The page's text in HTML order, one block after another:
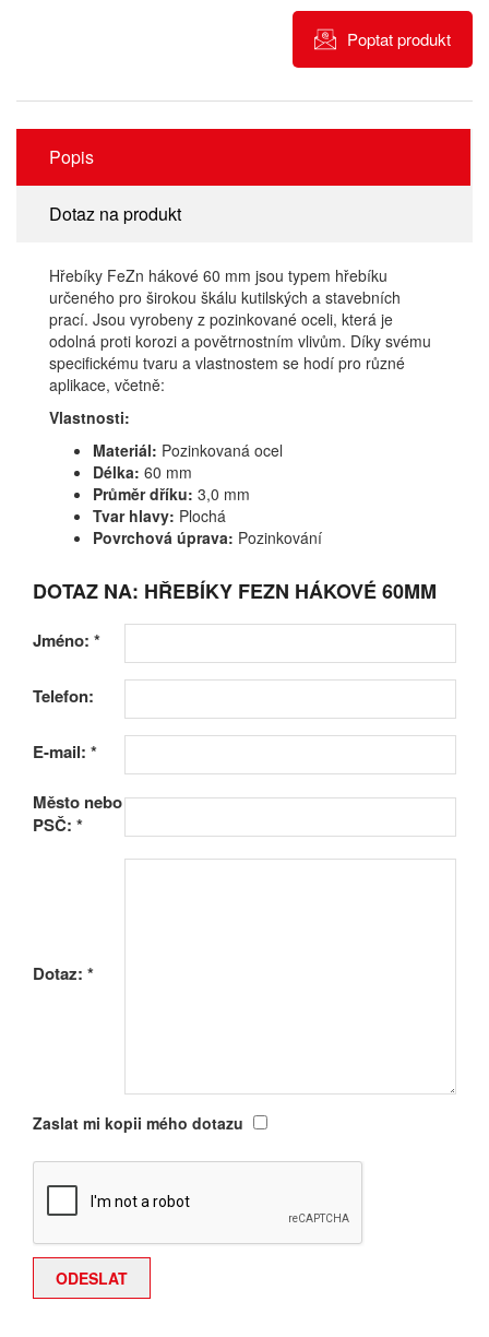
Poptat produkt
Popis
Dotaz na produkt
Hřebíky FeZn hákové 60 mm jsou typem hřebíku
určeného pro širokou škálu kutilských a stavebních
prací. Jsou vyrobeny z pozinkované oceli, která je
odolná proti korozi a povětrnostním vlivům. Díky svému
specifickému tvaru a vlastnostem se hodí pro různé
aplikace, včetně:
Vlastnosti:
Materiál: Pozinkovaná ocel
Délka: 60 mm
Průměr dříku: 3,0 mm
Tvar hlavy: Plochá
Povrchová úprava: Pozinkování
DOTAZ NA: HŘEBÍKY FEZN HÁKOVÉ 60MM
Jméno: *
Telefon:
E-mail: *
Město nebo
PSČ: *
Dotaz: *
Zaslat mi kopii mého dotazu